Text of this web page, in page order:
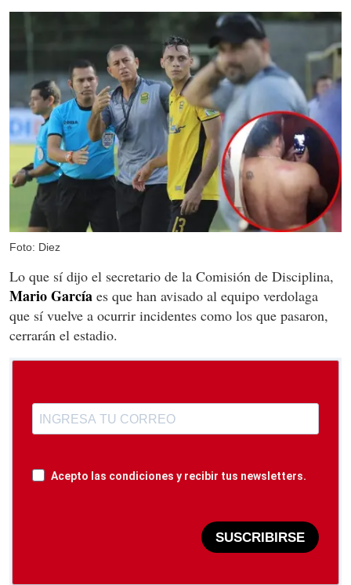
Foto: Diez
Lo que sí dijo el secretario de la Comisión de Disciplina,
Mario García es que han avisado al equipo verdolaga
que sí vuelve a ocurrir incidentes como los que pasaron,
cerrarán el estadio.
Acepto las condiciones y recibir tus newsletters.
SUSCRIBIRSE